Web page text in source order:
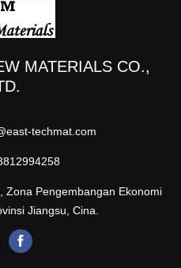
MATERIALS CO.,
techmat.com
Zona Pengembangan Ekonomi
Jiangsu, Cina.